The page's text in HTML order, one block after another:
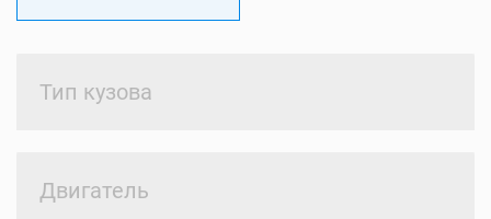
Тип кузова
Двигатель